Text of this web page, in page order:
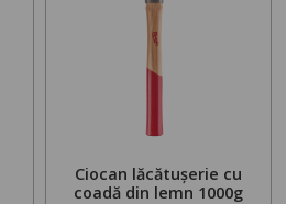
Ciocan lăcătușerie cu
coadă din lemn 1000g